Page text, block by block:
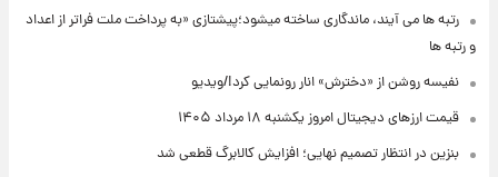
رتبه ها می آیند، ماندگاری ساخته میشود؛پیشتازی «به پرداخت ملت فراتر از اعداد
و رتبه ها
نفیسه روشن از «دخترش» انار رونمایی کرد!/ویدیو
قیمت ارزهای دیجیتال امروز یکشنبه ۱۸ مرداد ۱۴۰۵
بنزین در انتظار تصمیم نهایی؛ افزایش کالابرگ قطعی شد